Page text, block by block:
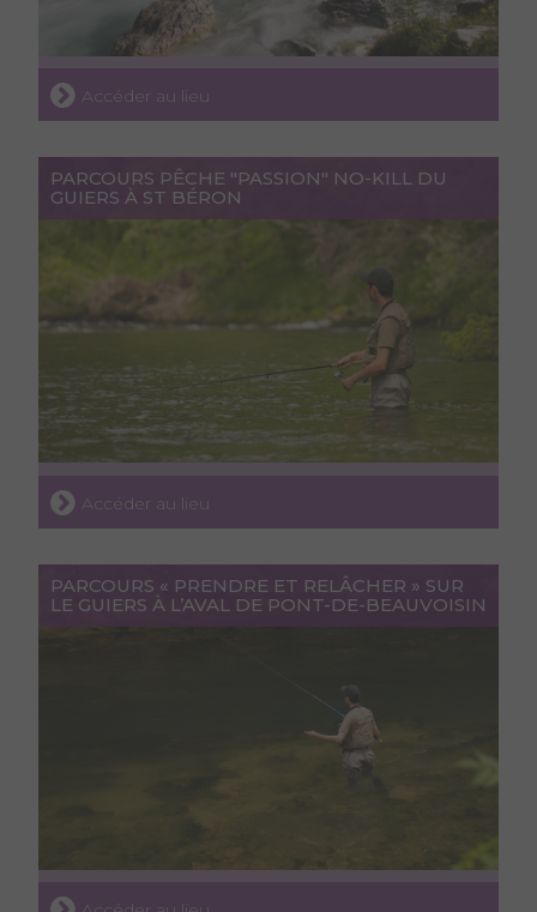
Accéder au lieu
PARCOURS PÊCHE "PASSION" NO-KILL DU
GUIERS À ST BÉRON
Accéder au lieu
PARCOURS « PRENDRE ET RELÂCHER » SUR
LE GUIERS À L’AVAL DE PONT-DE-BEAUVOISIN